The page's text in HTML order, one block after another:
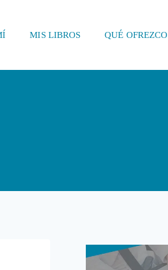
MIS LIBROS QUÉ OFREZCO